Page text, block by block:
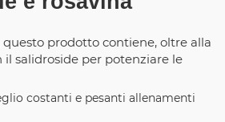
prodotto contiene, oltre alla
il salidroside per potenziare le
costanti e pesanti allenamenti